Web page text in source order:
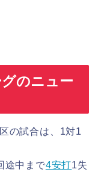
のニュー
の試合は、1対1
途中まで4安打1失